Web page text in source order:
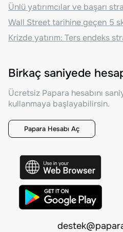
Ünlü yatırımcılar ve başarı
Wall Street tarihine geçen 5
Krizde yatırım: Ters endeks
Birkaç saniyede
Ücretsiz Papara hesabını
kullanmaya başlayabilirsin.
Papara Hesabı Aç